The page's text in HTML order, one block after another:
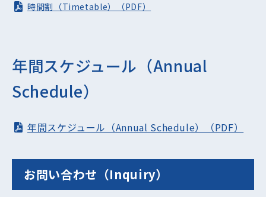
時間割（Timetable）（PDF）
年間スケジュール（Annual
Schedule）
年間スケジュール（Annual Schedule）（PDF）
お問い合わせ（Inquiry）